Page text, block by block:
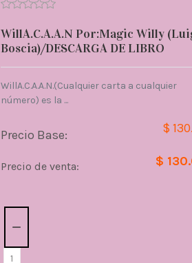
WillA.C.A.A.N Por:Magic Willy
Boscia)/DESCARGA DE LIBRO
WillA.C.A.A.N.(Cualquier carta a cualquier
número) es la ...
Precio Base: $
Precio de venta: $